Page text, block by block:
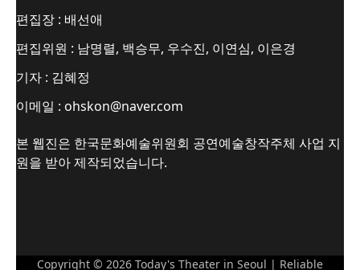
편집장 : 배선애
편집위원 : 남명렬, 백승무, 우수진, 이연심, 이은경
기자 : 김혜정
이메일 : ohskon@naver.com
본 웹진은 한국문화예술위원회 공연예술창작주체 사업 지
원을 받아 제작되었습니다.
Copyright © 2026 Today's Theater in Seoul | Reliable